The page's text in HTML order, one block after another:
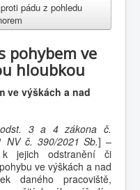
pádu z pohledu
pohybem ve
hloubkou
ve výškách a nad
3 a 4 zákona č.
č. 390/2021 Sb.] –
jejich odstranění či
ve výškách a nad
daného pracoviště,